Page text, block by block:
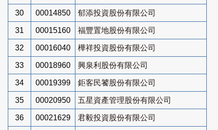
30 00014850 郁添投資股份有限公司
31 00015160 福豐置地股份有限公司
32 00016040 樺祥投資股份有限公司
33 00018960 興泉利股份有限公司
34 00019399 鉅客民饕股份有限公司
35 00020950 五星資產管理股份有限公司
36 00021629 君毅投資股份有限公司